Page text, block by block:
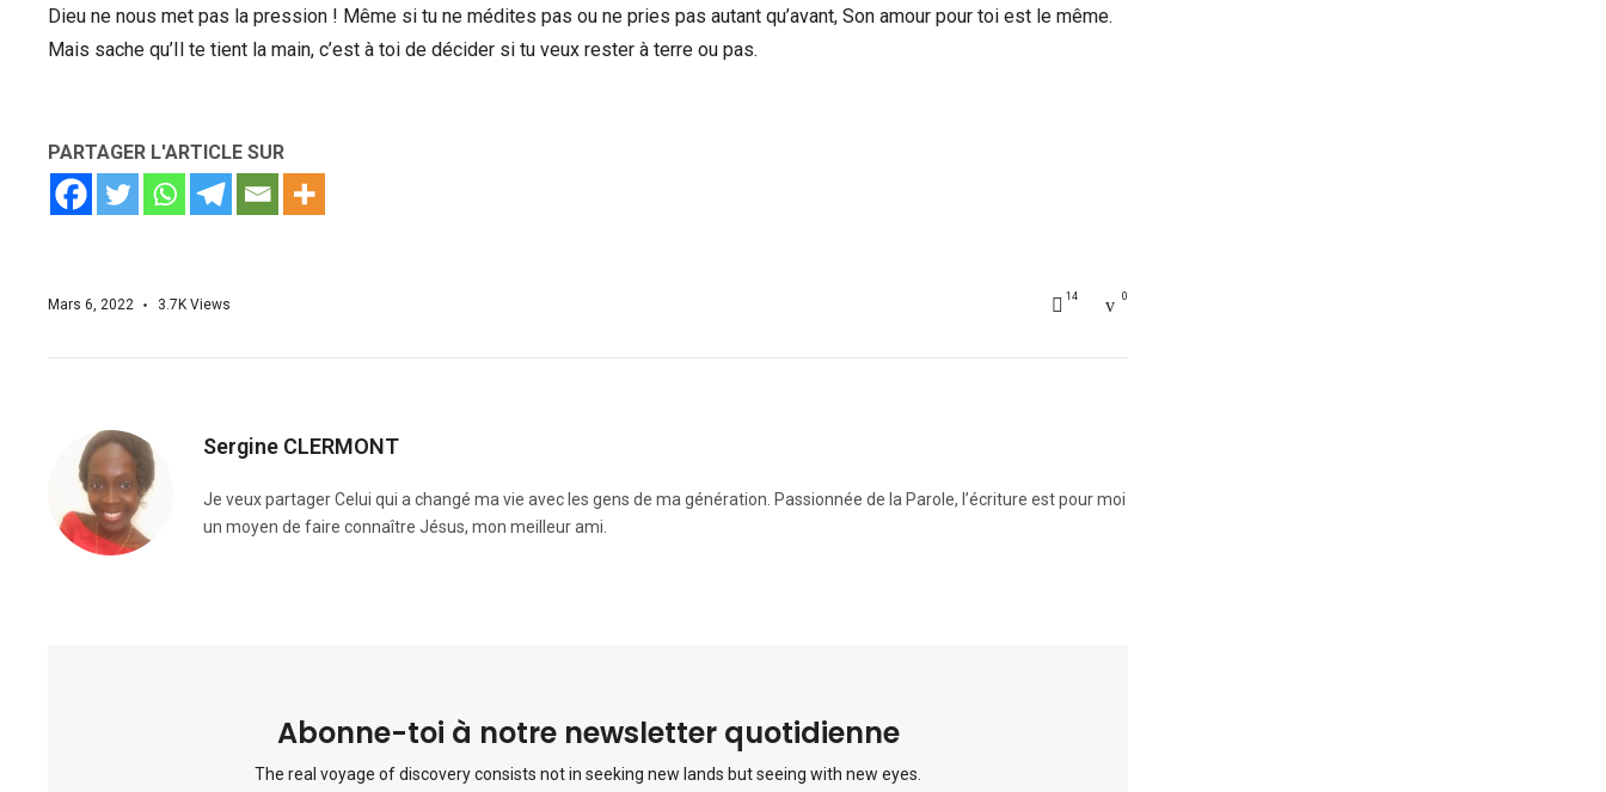
Dieu ne nous met pas la pression ! Même si tu ne médites pas ou ne pries pas autant qu’avant, Son amour pour toi est le même.
Mais sache qu’Il te tient la main, c’est à toi de décider si tu veux rester à terre ou pas.
PARTAGER L'ARTICLE SUR
Mars 6, 2022 3.7K Views 0
14
Sergine CLERMONT
Je veux partager Celui qui a changé ma vie avec les gens de ma génération. Passionnée de la Parole, l’écriture est pour moi
un moyen de faire connaître Jésus, mon meilleur ami.
Abonne-toi à notre newsletter quotidienne
The real voyage of discovery consists not in seeking new lands but seeing with new eyes.